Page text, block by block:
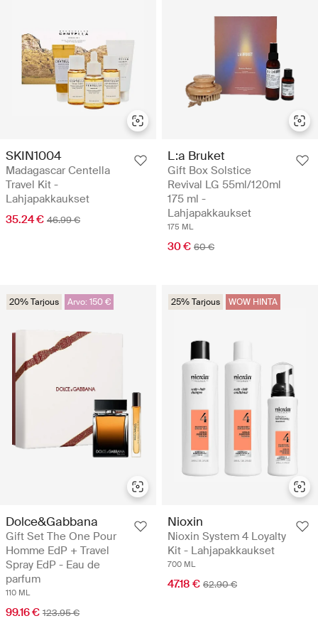
SKIN1004
Madagascar Centella
Travel Kit -
Lahjapakkaukset
35.24 € 46.99 €
L:a Bruket
Gift Box Solstice
Revival LG 55ml/120ml
175 ml -
Lahjapakkaukset
175 ML
30 € 60 €
20% Tarjous Arvo: 150 €
Dolce&Gabbana
Gift Set The One Pour
Homme EdP + Travel
Spray EdP - Eau de
parfum
110 ML
99.16 € 123.95 €
25% Tarjous WOW HINTA
Nioxin
Nioxin System 4 Loyalty
Kit - Lahjapakkaukset
700 ML
47.18 € 62.90 €